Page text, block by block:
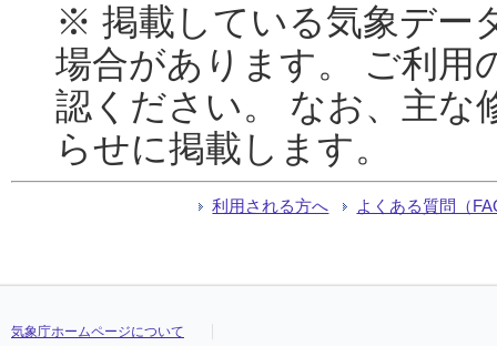
※ 掲載している気象デー
場合があります。 ご利用
認ください。 なお、主な
らせに掲載します。
利用される方へ よくある質問（
気象庁ホームページについて